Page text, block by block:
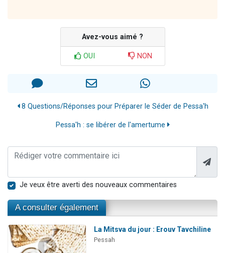
Avez-vous aimé ?
OUI NON
8 Questions/Réponses pour Préparer le Séder de Pessa'h
Pessa'h : se libérer de l'amertume
Je veux être averti des nouveaux commentaires
A consulter également
La Mitsva du jour : Erouv Tavchiline
Pessah